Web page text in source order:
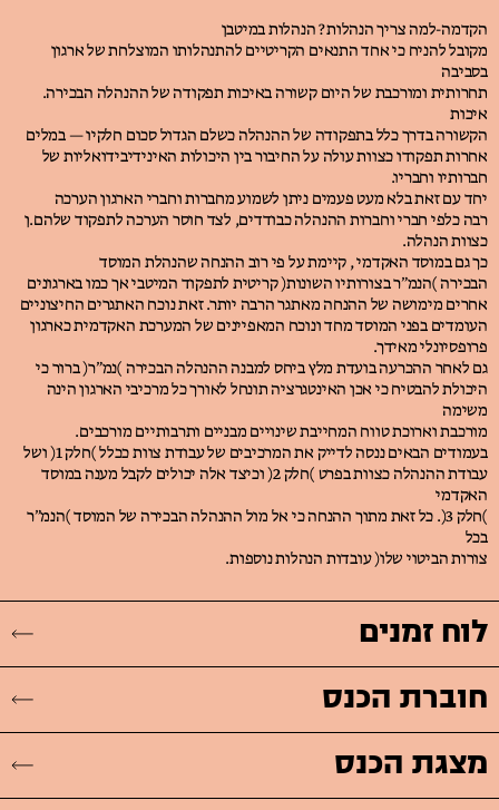
הקדמה-למה צריך הנהלות? הנהלות במיטבן
מקובל להניח כי אחד התנאים הקריטיים להתנהלותו המוצלחת של ארגון
בסביבה
תחרותית ומורכבת של היום קשורה באיכות תפקודה של ההנהלה הבכירה.
איכות
הקשורה בדרך כלל בתפקודה של ההנהלה כשלם הגדול סכום חלקיו — במלים
אחרות תפקודו כצוות עולה על החיבור בין היכולות האינידיבידואליות של
חברותיו וחבריו.
יחד עם זאת בלא מעט פעמים ניתן לשמוע מחברות וחברי הארגון הערכה
רבה כלפי חברי וחברות ההנהלה כבודדים, לצד חוסר הערכה לתפקוד שלהם.ן
כצוות הנהלה.
כך גם במוסד האקדמי , קיימת על פי רוב ההנחה שהנהלת המוסד
הבכירה )הנמ״ר בצורותיו השונות( קריטית לתפקוד המיטבי אך כמו בארגונים
אחרים מימושה של ההנחה מאתגר הרבה יותר. זאת נוכח האתגרים החיצוניים
העומדים בפני המוסד מחד ונוכח המאפיינים של המערכת האקדמית כארגון
פרופסיונלי מאידך.
גם לאחר ההכרעה בועדת מלץ ביחס למבנה ההנהלה הבכירה )נמ״ר( ברור כי
היכולת להבטיח כי אכן האינטגרציה תונחל לאורך כל מרכיבי הארגון הינה
משימה
מורכבת וארוכת טווח המחייבת שינויים מבניים ותרבותיים מורכבים.
בעמודים הבאים ננסה לדייק את המרכיבים של עבודת צוות ככלל )חלק 1( ושל
עבודת ההנהלה כצוות בפרט )חלק 2( וכיצד אלה יכולים לקבל מענה במוסד
האקדמי
)חלק 3(. כל זאת מתוך ההנחה כי אל מול ההנהלה הבכירה של המוסד )הנמ״ר
בכל
צורות הביטוי שלו( עובדות הנהלות נוספות.
לוח זמנים
חוברת הכנס
מצגת הכנס